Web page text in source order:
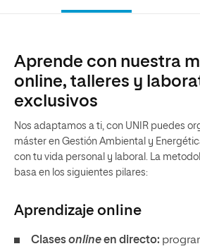
Aprende con nuestra
online, talleres y
exclusivos
Nos adaptamos a ti, con UNIR puedes
máster en Gestión Ambiental y
con tu vida personal y laboral. La
basa en los siguientes pilares:
Aprendizaje online
Clasesonlineen directo: